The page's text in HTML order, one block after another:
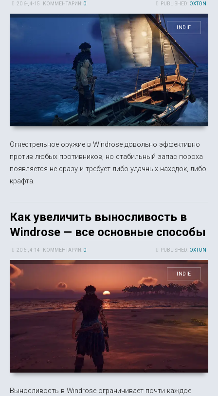
PUBLISHED: OXTON
20 6-, 4-15 КОММЕНТАРИИ: 0
INDIE
Огнестрельное оружие в Windrose довольно эффективно
против любых противников, но стабильный запас пороха
появляется не сразу и требует либо удачных находок, либо
крафта.
Как увеличить выносливость в
Windrose — все основные способы
PUBLISHED: OXTON
20 6-, 4-14 КОММЕНТАРИИ: 0
INDIE
Выносливость в Windrose ограничивает почти каждое